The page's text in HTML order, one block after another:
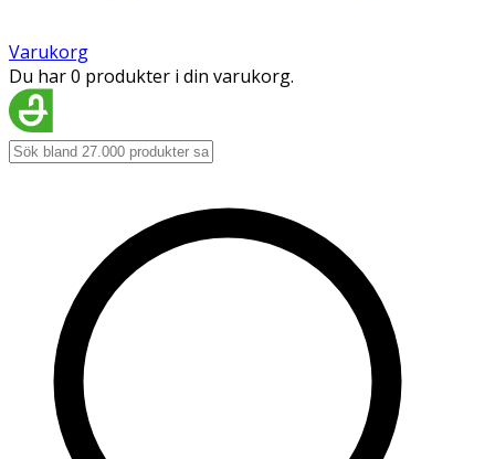
Varukorg
Du har 0 produkter i din varukorg.